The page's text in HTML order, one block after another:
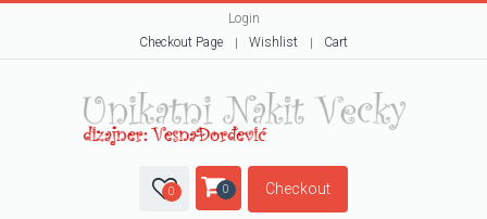
Login
Checkout Page
Wishlist Cart
0 0 Checkout